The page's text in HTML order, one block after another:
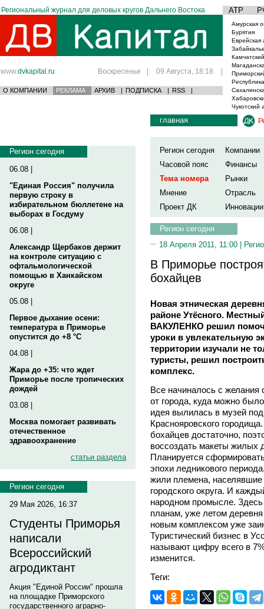
Региональный журнал для деловых кругов Дальнего Востока АТР
www.dvkapital.ru Воскресенье | 09 Августа, 18:18 |
О КОМПАНИИ РЕКЛАМА АРХИВ | ПОДПИСКА | RSS |
Амурская
Бурятия
Еврейская
Чукотский
Регион сегодня
06.08 |
"Единая Россия" получила
первую строку в
избирательном бюллетене на
выборах в Госдуму
06.08 |
Александр Щербаков держит
на контроле ситуацию с
офтальмологической
помощью в Ханкайском
округе
05.08 |
Первое дыхание осени:
температура в Приморье
опустится до +8 °C
04.08 |
Жара до +35: что ждет
Приморье после тропических
дождей
03.08 |
Москва помогает развивать
отечественное
здравоохранение
статьи раздела
Регион сегодня
29 Мая 2026, 16:37
Студенты Приморья
написали
Всероссийский
агродиктант
Акция "Единой России" прошла
на площадке Приморского
государственного аграрно-
главная
Регион сегодня
Компании
Часовой пояс
Финансы
Тема номера
Рынки
Мнение
Отрасль
Проект ДК
Инновации
Регион сегодня
18 Апреля 2011, 11:00 |
В Приморье
бохайцев
Новая этническая
районе Утёсного.
ВАКУЛЕНКО решил
уроки в увлекательную
территории изучали не
туристы, решил
комплекс.
Все начиналось с желания
от города, куда можно
идея вылилась в музей
Краснояровского
бохайцев достаточно,
воссоздать макеты жилых
Планируется
эпохи ледникового
жили племена, населявшие
городского округа. И
народном промысле.
планам, уже летом
новым комплексом уже
Туристический бизнес в
называют цифру всего в
изменится.
Теги: